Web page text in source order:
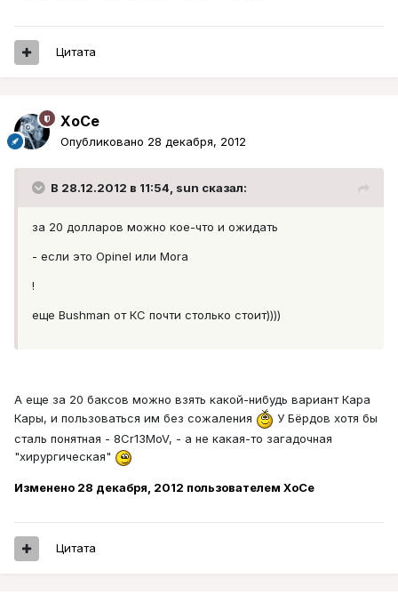
Цитата
XoCe
Опубликовано 28 декабря, 2012
В 28.12.2012 в 11:54, sun сказал:
за 20 долларов можно кое-что и ожидать
- если это Opinel или Mora
!
еще Bushman от КС почти столько стоит))))
А еще за 20 баксов можно взять какой-нибудь вариант Кара
Кары, и пользоваться им без сожаления
У Бёрдов хотя бы
сталь понятная - 8Cr13MoV, - а не какая-то загадочная
"хирургическая"
Изменено 28 декабря, 2012 пользователем XoCe
Цитата